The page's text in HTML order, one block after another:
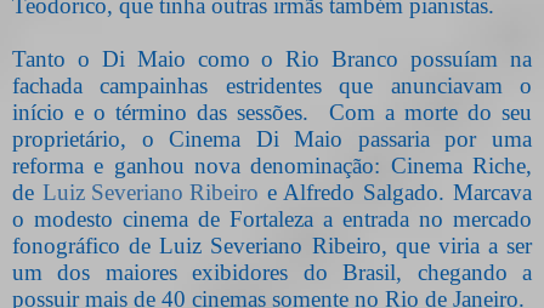
Teodorico, que tinha outras irmãs também pianistas.
Tanto o Di Maio como o Rio Branco possuíam na
fachada campainhas estridentes que anunciavam o
início e o término das sessões.
Com a morte do seu
proprietário, o Cinema Di Maio passaria por uma
reforma e ganhou nova denominação: Cinema Riche,
de Luiz Severiano Ribeiro e Alfredo Salgado. Marcava
o modesto cinema de Fortaleza a entrada no mercado
fonográfico de Luiz Severiano Ribeiro, que viria a ser
um dos maiores exibidores do Brasil, chegando a
possuir mais de 40 cinemas somente no Rio de Janeiro.